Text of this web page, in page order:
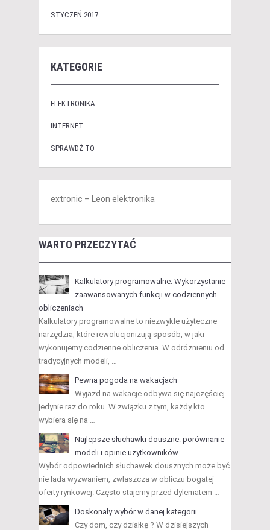
STYCZEŃ 2017
KATEGORIE
ELEKTRONIKA
INTERNET
SPRAWDŹ TO
extronic – Leon elektronika
WARTO PRZECZYTAĆ
Kalkulatory programowalne: Wykorzystanie
zaawansowanych funkcji w codziennych
obliczeniach
Kalkulatory programowalne to niezwykle użyteczne
narzędzia, które rewolucjonizują sposób, w jaki
wykonujemy codzienne obliczenia. W odróżnieniu od
tradycyjnych modeli, …
Pewna pogoda na wakacjach
Wyjazd na wakacje odbywa się najczęściej
jedynie raz do roku. W związku z tym, każdy kto
wybiera się na …
Najlepsze słuchawki douszne: porównanie
modeli i opinie użytkowników
Wybór odpowiednich słuchawek dousznych może być
nie lada wyzwaniem, zwłaszcza w obliczu bogatej
oferty rynkowej. Często stajemy przed dylematem …
Doskonały wybór w danej kategorii.
Czy dom, czy działkę ? W dzisiejszych